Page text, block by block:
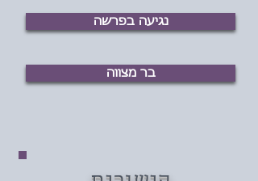
נגיעה בפרשה
בר מצווה